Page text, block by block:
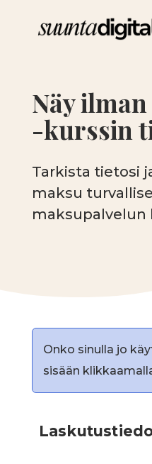
Näy
-kurssin
Tarkista tietosi
maksu
maksupalvelun
Onko sinulla jo
sisään